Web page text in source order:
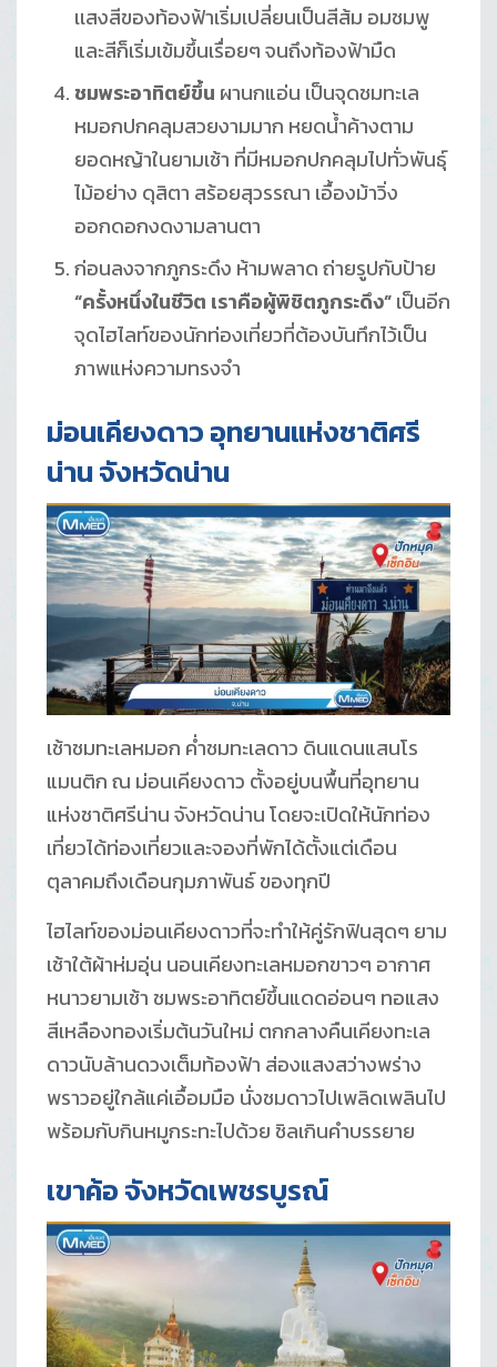
เเสงสีของท้องฟ้าเริ่มเปลี่ยนเป็นสีส้ม อมชมพู
และสีก็เริ่มเข้มขึ้นเรื่อยๆ จนถึงท้องฟ้ามืด
ชมพระอาทิตย์ขึ้น ผานกแอ่น เป็นจุดชมทะเล
หมอกปกคลุมสวยงามมาก หยดน้ำค้างตาม
ยอดหญ้าในยามเช้า ที่มีหมอกปกคลุมไปทั่วพันธุ์
ไม้อย่าง ดุสิตา สร้อยสุวรรณา เอื้องม้าวิ่ง
ออกดอกงดงามลานตา
ก่อนลงจากภูกระดึง ห้ามพลาด ถ่ายรูปกับป้าย
“ครั้งหนึ่งในชีวิต เราคือผู้พิชิตภูกระดึง”เป็นอีก
จุดไฮไลท์ของนักท่องเที่ยวที่ต้องบันทึกไว้เป็น
ภาพแห่งความทรงจำ
ม่อนเคียงดาว อุทยานแห่งชาติศรี
น่าน จังหวัดน่าน
เช้าชมทะเลหมอก ค่ำชมทะเลดาว ดินแดนแสนโร
แมนติก ณ ม่อนเคียงดาว ตั้งอยู่บนพื้นที่อุทยาน
แห่งชาติศรีน่าน จังหวัดน่าน โดยจะเปิดให้นักท่อง
เที่ยวได้ท่องเที่ยวและจองที่พักได้ตั้งแต่เดือน
ตุลาคมถึงเดือนกุมภาพันธ์ ของทุกปี
ไฮไลท์ของม่อนเคียงดาวที่จะทำให้คู่รักฟินสุดๆ ยาม
เช้าใต้ผ้าห่มอุ่น นอนเคียงทะเลหมอกขาวๆ อากาศ
หนาวยามเช้า ชมพระอาทิตย์ขึ้นแดดอ่อนๆ ทอแสง
สีเหลืองทองเริ่มต้นวันใหม่ ตกกลางคืนเคียงทะเล
ดาวนับล้านดวงเต็มท้องฟ้า ส่องแสงสว่างพร่าง
พราวอยู่ใกล้แค่เอื้อมมือ นั่งชมดาวไปเพลิดเพลินไป
พร้อมกับกินหมูกระทะไปด้วย ชิลเกินคำบรรยาย
เขาค้อ จังหวัดเพชรบูรณ์